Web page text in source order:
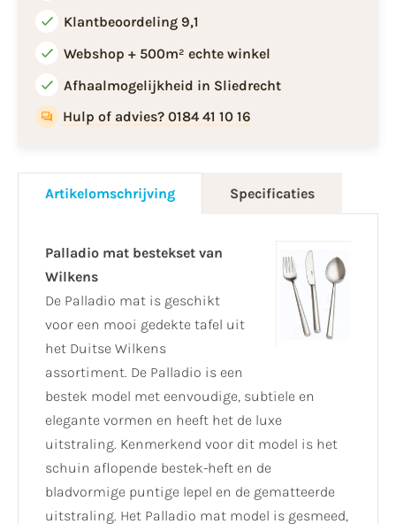
Klantbeoordeling 9,1
Webshop + 500m² echte winkel
Afhaalmogelijkheid in Sliedrecht
Hulp of advies? 0184 41 10 16
Artikelomschrijving Specificaties
Palladio mat bestekset van
Wilkens
De Palladio mat is geschikt
voor een mooi gedekte tafel uit
het Duitse Wilkens
assortiment. De Palladio is een
bestek model met eenvoudige, subtiele en
elegante vormen en heeft het de luxe
uitstraling. Kenmerkend voor dit model is het
schuin aflopende bestek-heft en de
bladvormige puntige lepel en de gematteerde
uitstraling. Het Palladio mat model is gesmeed,